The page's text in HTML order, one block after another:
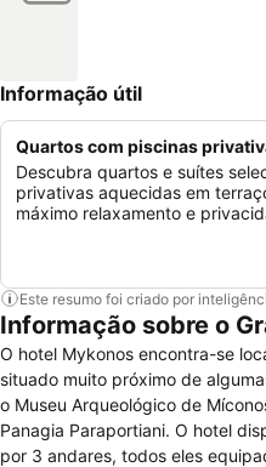
Informação útil
Quartos com piscinas
Descubra quartos e suítes
privativas aquecidas em
máximo relaxamento e
Este resumo foi criado por
Informação sobre o
O hotel Mykonos encontra-se
situado muito próximo de
o Museu Arqueológico de
Panagia Paraportiani. O hotel
por 3 andares, todos eles